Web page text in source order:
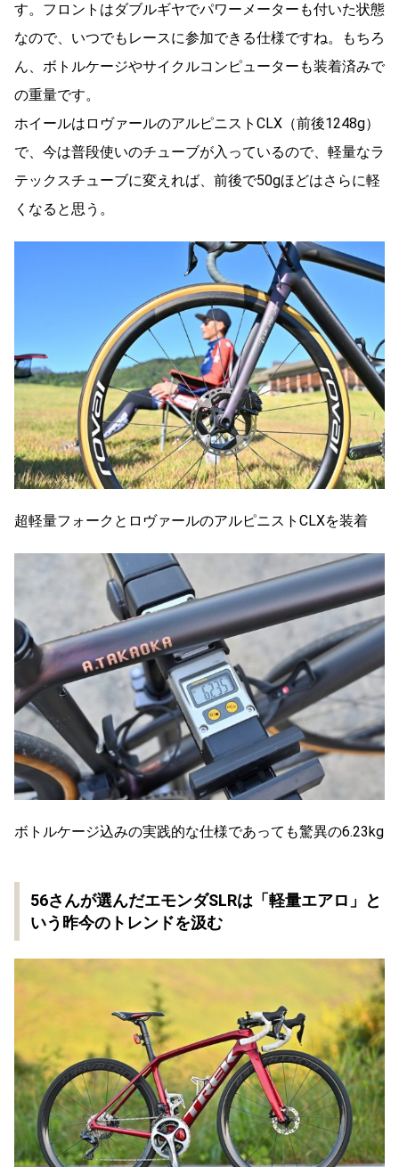
す。フロントはダブルギヤでパワーメーターも付いた状態
なので、いつでもレースに参加できる仕様ですね。もちろ
ん、ボトルケージやサイクルコンピューターも装着済みで
の重量です。
ホイールはロヴァールのアルピニストCLX（前後1248g）
で、今は普段使いのチューブが入っているので、軽量なラ
テックスチューブに変えれば、前後で50gほどはさらに軽
くなると思う。
超軽量フォークとロヴァールのアルピニストCLXを装着
ボトルケージ込みの実践的な仕様であっても驚異の6.23kg
56さんが選んだエモンダSLRは「軽量エアロ」と
いう昨今のトレンドを汲む